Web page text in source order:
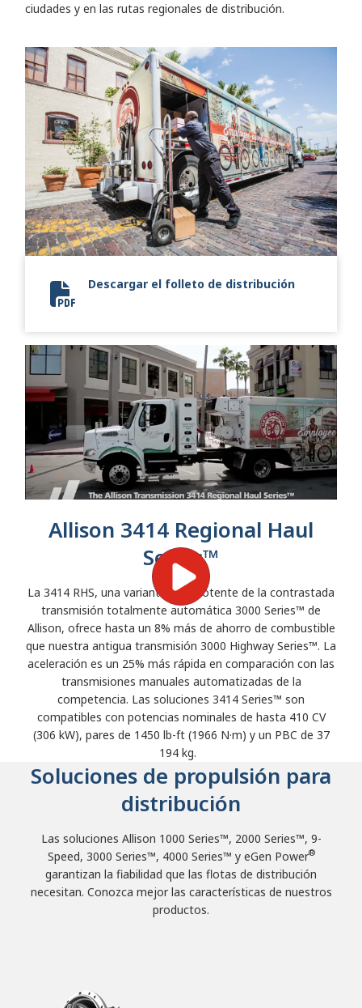
ciudades y en las rutas regionales de distribución.
9503-02 Distribution Keystone-EMEA-
Descargar el folleto de distribución
Allison 3414 Regional Haul
Series™
La 3414 RHS, una variante más potente de la contrastada
transmisión totalmente automática 3000 Series™ de
Allison, ofrece hasta un 8% más de ahorro de combustible
que nuestra antigua transmisión 3000 Highway Series™. La
aceleración es un 25% más rápida en comparación con las
transmisiones manuales automatizadas de la
competencia. Las soluciones 3414 Series™ son
compatibles con potencias nominales de hasta 410 CV
(306 kW), pares de 1450 lb-ft (1966 N·m) y un PBC de 37
194 kg.
Soluciones de propulsión para
distribución
Las soluciones Allison 1000 Series™, 2000 Series™, 9-
Speed, 3000 Series™, 4000 Series™ y eGen Power®
garantizan la fiabilidad que las flotas de distribución
necesitan. Conozca mejor las características de nuestros
productos.